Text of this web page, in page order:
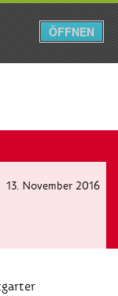
Menü
13. November 2016
ÖFFNEN